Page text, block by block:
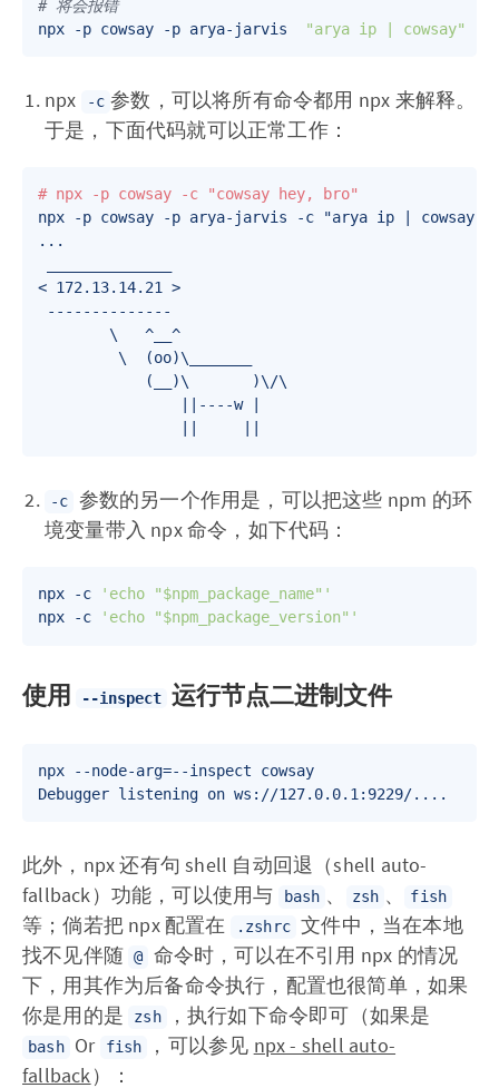
# 将会报错
npx -p cowsay -p arya-jarvis
"arya ip | cowsay"
npx -c 参数，可以将所有命令都用 npx 来解释。
于是，下面代码就可以正常工作：
# npx -p cowsay -c "cowsay hey, bro"
npx -p cowsay -p arya-jarvis -c "arya ip | cowsay"
...
< 172.13.14.21 >
        \   ^__^
         \  (oo)\_______
            (__)\       )\/\
                ||----w |
-c
参数的另一个作用是，可以把这些 npm 的环
境变量带入 npx 命令，如下代码：
npx -c
'echo "$npm_package_name"'
npx -c
'echo "$npm_package_version"'
使用 --inspect 运行节点二进制文件
npx --node-arg=--inspect cowsay
此外，npx 还有句 shell 自动回退（shell auto-
fallback）功能，可以使用与
bash 、 zsh 、 fish
等；倘若把 npx 配置在 .zshrc 文件中，当在本地
找不见伴随 @
命令时，可以在不引用 npx 的情况
下，用其作为后备命令执行，配置也很简单，如果
你是用的是
zsh ，执行如下命令即可（如果是
bash Or fish ，可以参见 npx - shell auto-
fallback）：